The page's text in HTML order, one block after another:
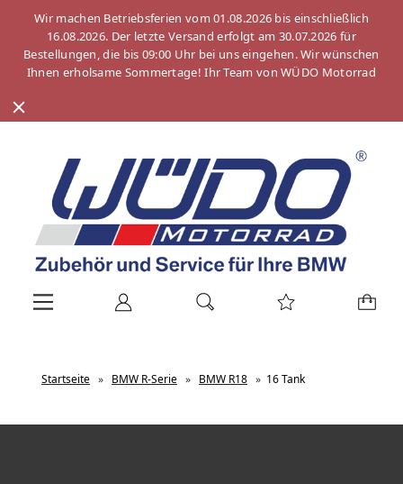
Wir machen Betriebsferien vom 01.08.2026 bis einschließlich
16.08.2026. Der letzte Versand erfolgt am 30.07.2026 für
Bestellungen, die bis 09:00 Uhr bei uns eingehen. Wir wünschen
Ihnen erholsame Sommertage! Ihr Team von WÜDO Motorrad
Startseite » BMW R-Serie » BMW R18 » 16 Tank